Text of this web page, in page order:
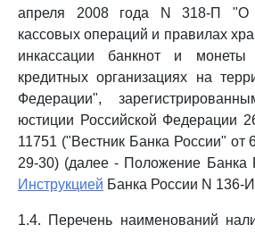
апреля 2008 года N 318-П "О
кассовых операций и правилах
инкассации банкнот и
кредитных организациях на
Федерации",
юстиции Российской Федерации
11751 ("Вестник Банка России" от
29-30) (далее - Положение Банка
Инструкцией Банка России N 136-
1.4. Перечень наименований